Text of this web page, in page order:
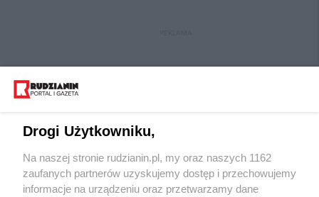
Wydawca mediów lokalnych
Drogi Użytkowniku,
Na naszej stronie rudzianin.pl, my oraz naszych 1162
zaufanych partnerów uzyskujemy dostęp i przechowujemy
informacje na urządzeniu oraz przetwarzamy dane